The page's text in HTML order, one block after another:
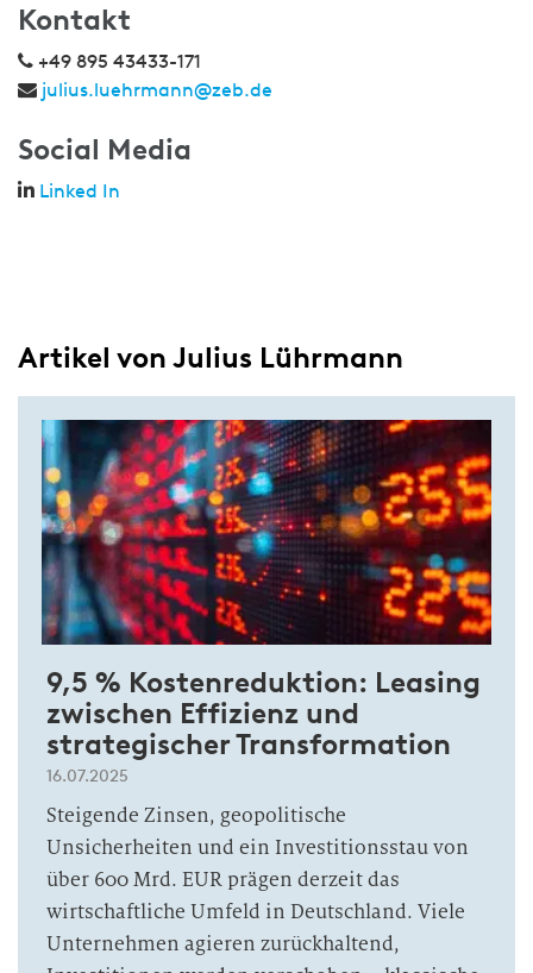
Kontakt
+49 895 43433-171
julius.luehrmann@zeb.de
Social Media
Linked In
Artikel von Julius Lührmann
9,5 % Kostenreduktion: Leasing
zwischen Effizienz und
strategischer Transformation
16.07.2025
Steigende Zinsen, geopolitische
Unsicherheiten und ein Investitionsstau von
über 600 Mrd. EUR prägen derzeit das
wirtschaftliche Umfeld in Deutschland. Viele
Unternehmen agieren zurückhaltend,